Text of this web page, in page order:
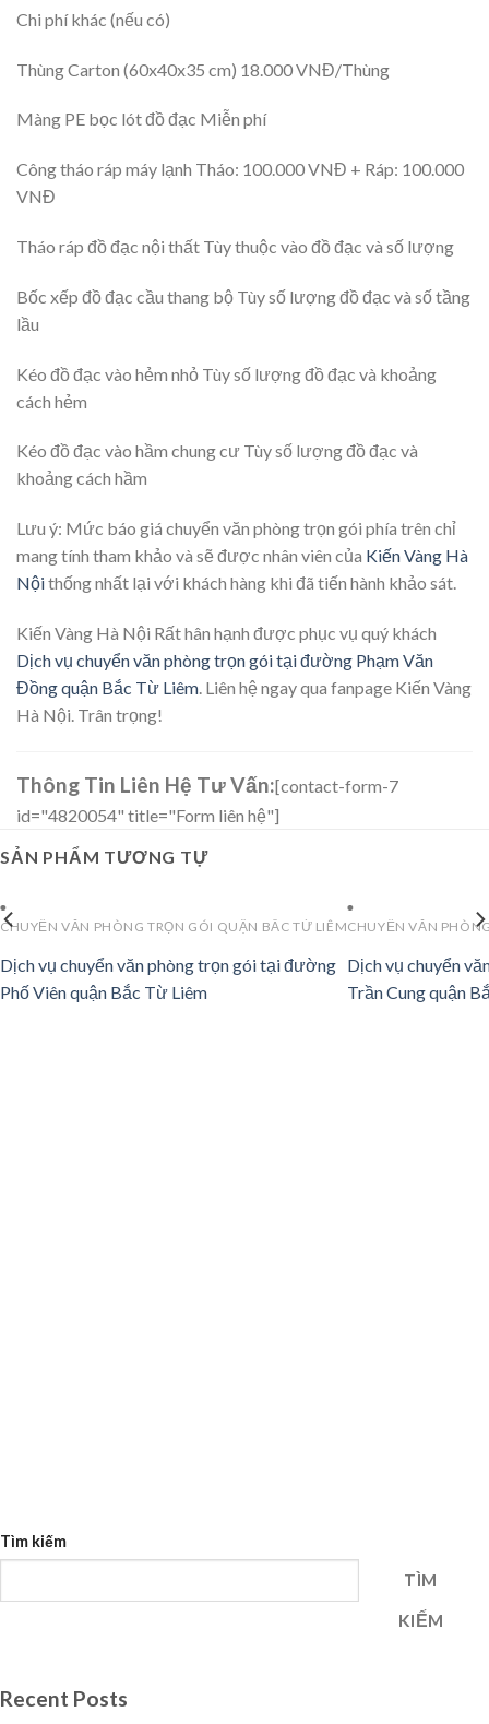
Chi phí khác (nếu có)
Thùng Carton (60x40x35 cm) 18.000 VNĐ/Thùng
Màng PE bọc lót đồ đạc Miễn phí
Công tháo ráp máy lạnh Tháo: 100.000 VNĐ + Ráp: 100.000
VNĐ
Tháo ráp đồ đạc nội thất Tùy thuộc vào đồ đạc và số lượng
Bốc xếp đồ đạc cầu thang bộ Tùy số lượng đồ đạc và số tầng
lầu
Kéo đồ đạc vào hẻm nhỏ Tùy số lượng đồ đạc và khoảng
cách hẻm
Kéo đồ đạc vào hầm chung cư Tùy số lượng đồ đạc và
khoảng cách hầm
Lưu ý: Mức báo giá chuyển văn phòng trọn gói phía trên chỉ
mang tính tham khảo và sẽ được nhân viên của Kiến Vàng Hà
Nộithống nhất lại với khách hàng khi đã tiến hành khảo sát.
Kiến Vàng Hà Nội Rất hân hạnh được phục vụ quý khách
Dịch vụ chuyển văn phòng trọn gói tại đường Phạm Văn
Đồng quận Bắc Từ Liêm. Liên hệ ngay qua fanpage Kiến Vàng
Hà Nội. Trân trọng!
Thông Tin Liên Hệ Tư Vấn:[contact-form-7
id="4820054" title="Form liên hệ"]
SẢN PHẨM TƯƠNG TỰ
CHUYỂN VĂN PHÒNG TRỌN GÓI QUẬN BẮC TỪ LIÊM
Dịch vụ chuyển văn phòng trọn gói tại đường
Phố Viên quận Bắc Từ Liêm
CHUYỂN VĂN
Dịch vụ chuyển
Trần Cung quận
Tìm kiếm
TÌM
KIẾM
Recent Posts